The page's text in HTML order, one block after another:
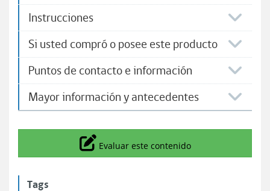
Instrucciones
Si usted compró o posee este producto
Puntos de contacto e información
Mayor información y antecedentes
Icono
Evaluar este contenido
Tags